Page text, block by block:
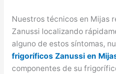
Nuestros técnicos en Mijas
Zanussi localizando
alguno de estos síntomas,
frigoríficos Zanussi en
componentes de su